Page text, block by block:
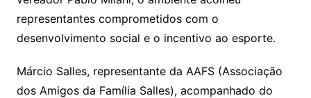
representantes comprometidos com o
desenvolvimento social e o incentivo ao esporte.
Márcio Salles, representante da AAFS (Associação
dos Amigos da Família Salles), acompanhado do